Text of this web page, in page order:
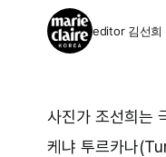
editor 김선희
사진가 조선희는
케냐 투르카나